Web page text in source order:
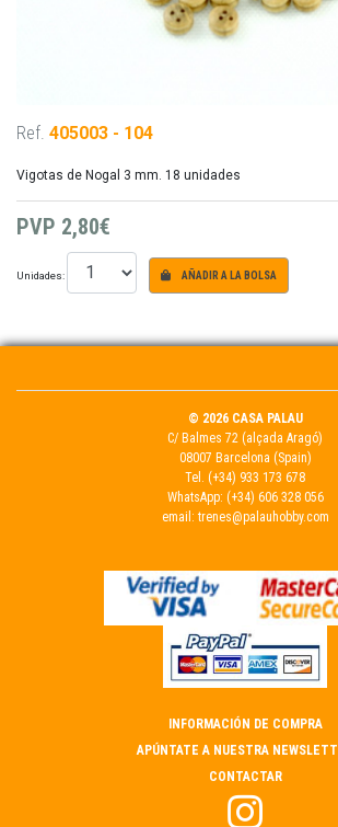
Ref. 405003 - 104
Vigotas de Nogal 3 mm. 18 unidades
PVP 2,80€
Unidades: AÑADIR A LA BOLSA
© 2026 CASA PALAU
C/ Balmes 72 (alçada Aragó)
08007 Barcelona (Spain)
Tel. (+34) 933 173 678
WhatsApp: (+34) 606 328 056
email: trenes@palauhobby.com
INFORMACIÓN DE COMPRA
APÚNTATE A NUESTRA
CONTACTAR